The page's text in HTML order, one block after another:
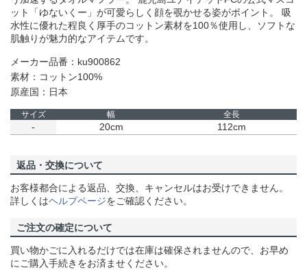
ット「ゆないくー」が可愛らしく顔を覗かせる姿がポイント。 吸
水性に優れた程良く厚手のコットン素材を100％使用し、ソフトな
肌触りが魅力的なアイテムです。
メーカー品番：ku900862
素材：コットン100%
原産国：日本
サイズ 幅 全長
- 20cm 112cm
返品・交換について
お客様都合による返品、交換、キャンセルはお受けできません。
詳しくはヘルプページをご確認ください。
ご注文の確定について
買い物かごに入れるだけでは在庫は確保されませんので、お早め
にご購入手続きをお済ませください。